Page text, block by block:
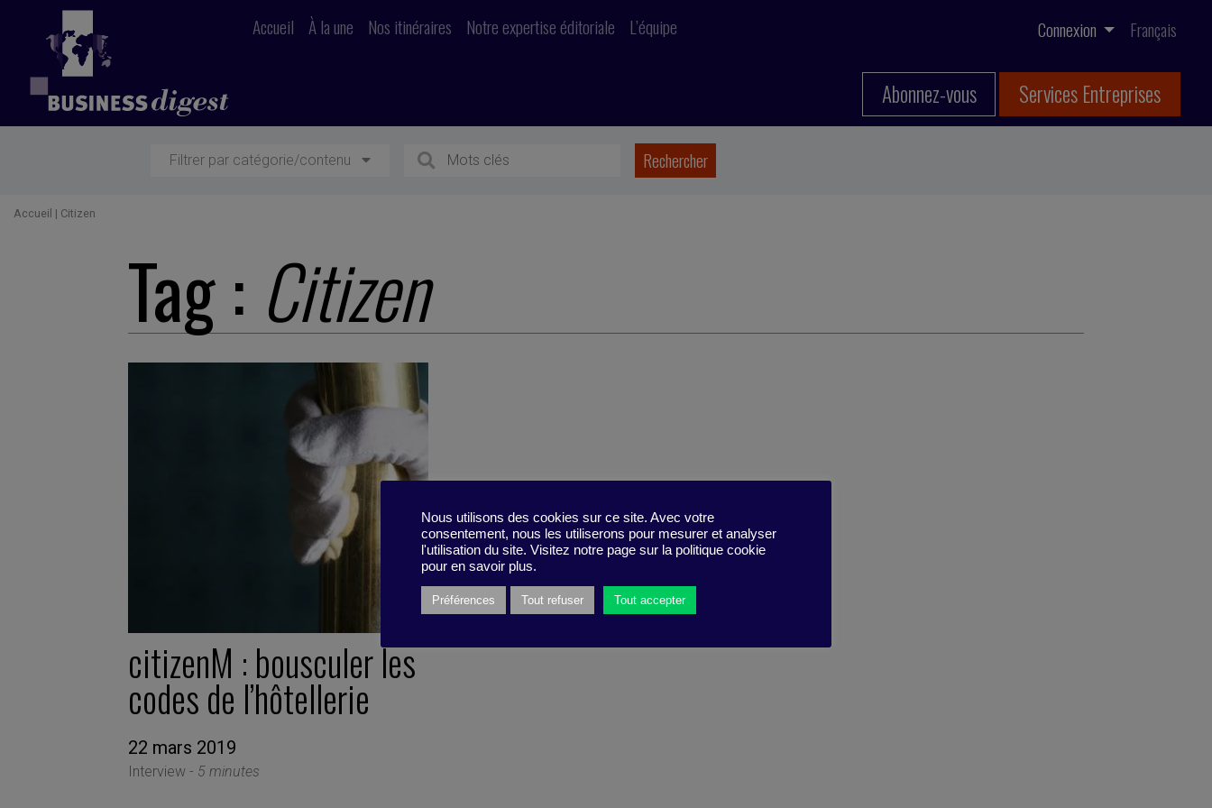
Accueil À la une Nos itinéraires Notre expertise éditoriale L’équipe Connexion Français
Abonnez-vous Services Entreprises
Filtrer par catégorie/contenu
Accueil | Citizen
Tag : Citizen
citizenM : bousculer les
codes de l’hôtellerie
22 mars 2019
Interview - 5 minutes
Nous utilisons des cookies sur ce site. Avec votre
consentement, nous les utiliserons pour mesurer et analyser
l'utilisation du site. Visitez notre page sur la politique cookie
pour en savoir plus.
Préférences Tout refuser Tout accepter